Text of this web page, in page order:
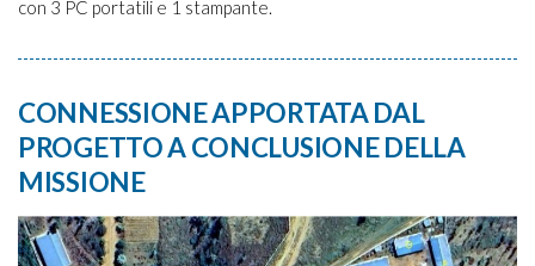
con 3 PC portatili e 1 stampante.
CONNESSIONE APPORTATA DAL
PROGETTO A CONCLUSIONE DELLA
MISSIONE